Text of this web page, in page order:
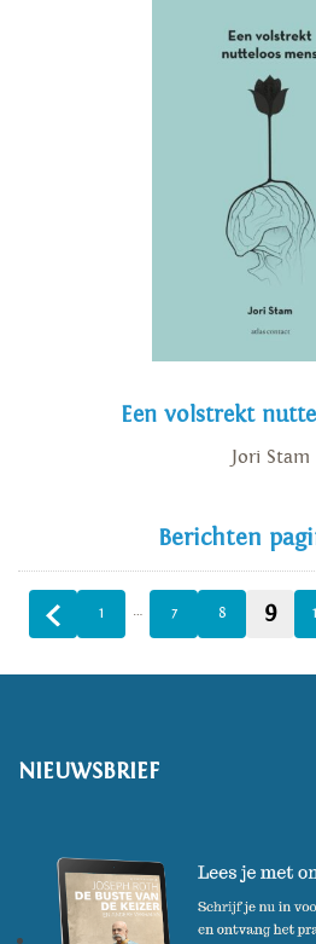
Een volstrekt
Jori Stam
Berichten
1 … 7 8 9
NIEUWSBRIEF